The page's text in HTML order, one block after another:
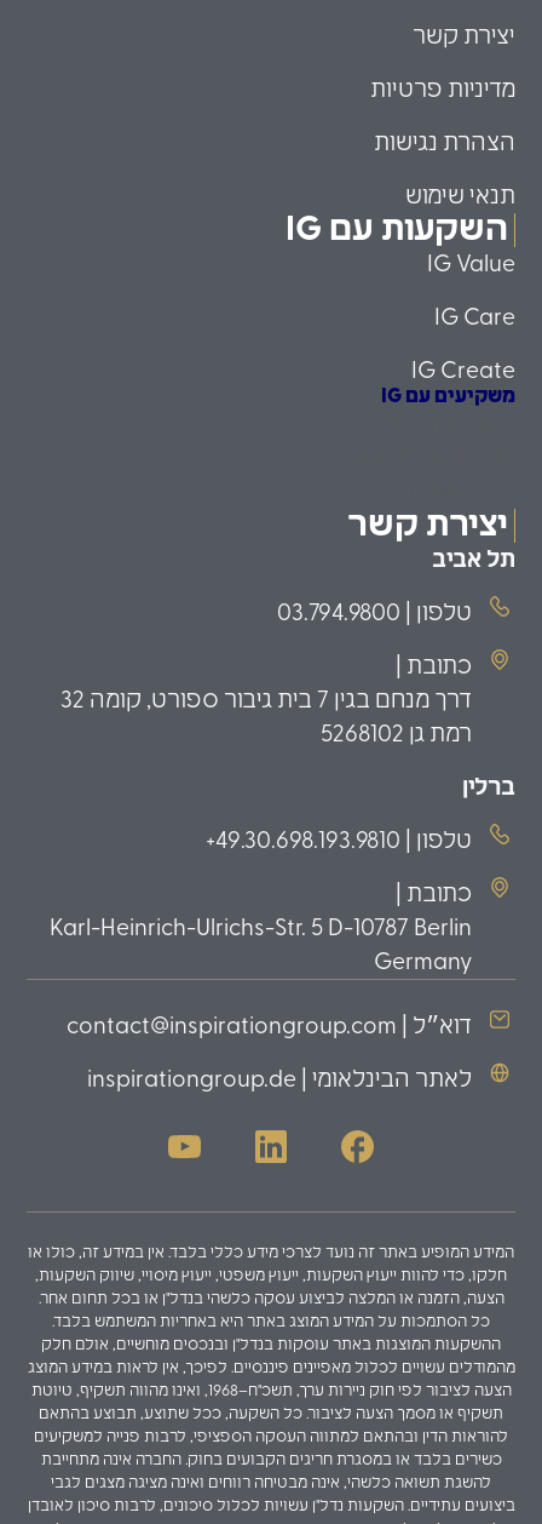
יצירת קשר
מדיניות פרטיות
הצהרת נגישות
תנאי שימוש
השקעות עם IG
IG Value
IG Care
IG Create
משקיעים עם IG
יצירת קשר
תל אביב
טלפון | 03.794.9800
כתובת |
דרך מנחם בגין 7 בית גיבור ספורט, קומה 32
רמת גן 5268102
ברלין
טלפון | 49.30.698.193.9810+
כתובת |
Karl-Heinrich-Ulrichs-Str. 5 D-10787 Berlin
Germany
דוא״ל | contact@inspirationgroup.com
לאתר הבינלאומי | inspirationgroup.de
המידע המופיע באתר זה נועד לצרכי מידע כללי בלבד. אין במידע זה, כולו או
חלקו, כדי להוות ייעוץ השקעות, ייעוץ משפטי, ייעוץ מיסויי, שיווק השקעות,
הצעה, הזמנה או המלצה לביצוע עסקה כלשהי בנדל"ן או בכל תחום אחר.
כל הסתמכות על המידע המוצג באתר היא באחריות המשתמש בלבד.
ההשקעות המוצגות באתר עוסקות בנדל"ן ובנכסים מוחשיים, אולם חלק
מהמודלים עשויים לכלול מאפיינים פיננסיים. לפיכך, אין לראות במידע המוצג
הצעה לציבור לפי חוק ניירות ערך, תשכ"ח–1968, ואינו מהווה תשקיף, טיוטת
תשקיף או מסמך הצעה לציבור. כל השקעה, ככל שתוצע, תבוצע בהתאם
להוראות הדין ובהתאם למתווה העסקה הספציפי, לרבות פנייה למשקיעים
כשירים בלבד או במסגרת חריגים הקבועים בחוק. החברה אינה מתחייבת
להשגת תשואה כלשהי, אינה מבטיחה רווחים ואינה מציגה מצגים לגבי
ביצועים עתידיים. השקעות נדל"ן עשויות לכלול סיכונים, לרבות סיכון לאובדן